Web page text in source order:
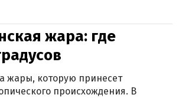
жара: где
жары, которую принесет
происхождения. В